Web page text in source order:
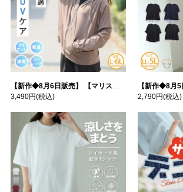
【新作◆8月6日販売】 【マリスポーツ】 運動初心者さんのための フード付き パーカー | 大きいサイズの通販ならハッピーマリリン
3,490円(税込)
【新作◆8月5日販売】 1枚で完結 袖口＆バ
2,790円(税込)